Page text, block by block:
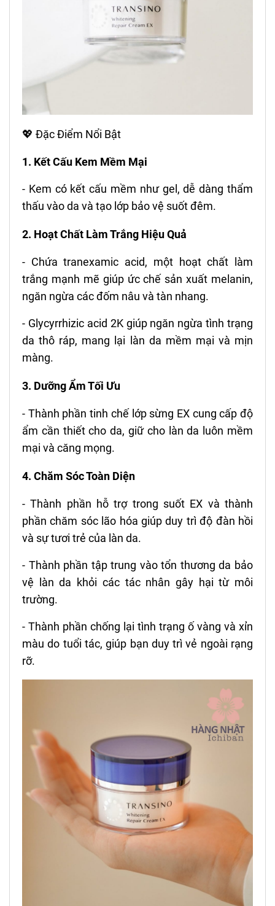
💖 Đặc Điểm Nổi Bật
1. Kết Cấu Kem Mềm Mại
- Kem có kết cấu mềm như gel, dễ dàng thẩm
thấu vào da và tạo lớp bảo vệ suốt đêm.
2. Hoạt Chất Làm Trắng Hiệu Quả
- Chứa tranexamic acid, một hoạt chất làm
trắng mạnh mẽ giúp ức chế sản xuất melanin,
ngăn ngừa các đốm nâu và tàn nhang.
- Glycyrrhizic acid 2K giúp ngăn ngừa tình trạng
da thô ráp, mang lại làn da mềm mại và mịn
màng.
3. Dưỡng Ẩm Tối Ưu
- Thành phần tinh chế lớp sừng EX cung cấp độ
ẩm cần thiết cho da, giữ cho làn da luôn mềm
mại và căng mọng.
4. Chăm Sóc Toàn Diện
- Thành phần hỗ trợ trong suốt EX và thành
phần chăm sóc lão hóa giúp duy trì độ đàn hồi
và sự tươi trẻ của làn da.
- Thành phần tập trung vào tổn thương da bảo
vệ làn da khỏi các tác nhân gây hại từ môi
trường.
- Thành phần chống lại tình trạng ố vàng và xỉn
màu do tuổi tác, giúp bạn duy trì vẻ ngoài rạng
rỡ.